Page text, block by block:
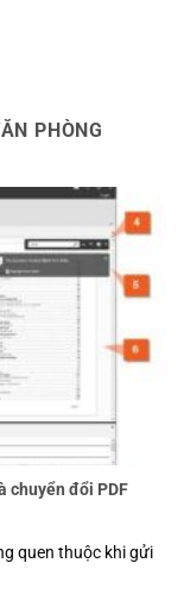
PHÒNG
chuyển đổi PDF
quen thuộc khi gửi